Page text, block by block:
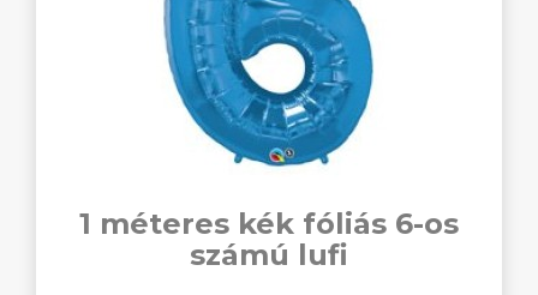
1 méteres kék fóliás 6-os
számú lufi